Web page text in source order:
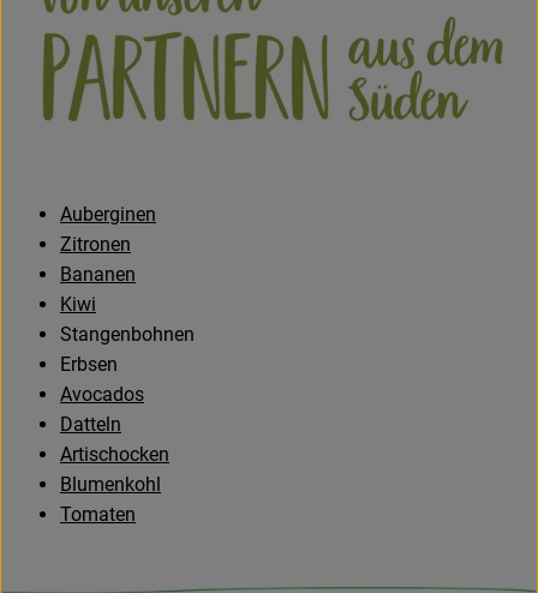
Auberginen
Zitronen
Bananen
Kiwi
Stangenbohnen
Erbsen
Avocados
Datteln
Artischocken
Blumenkohl
Tomaten